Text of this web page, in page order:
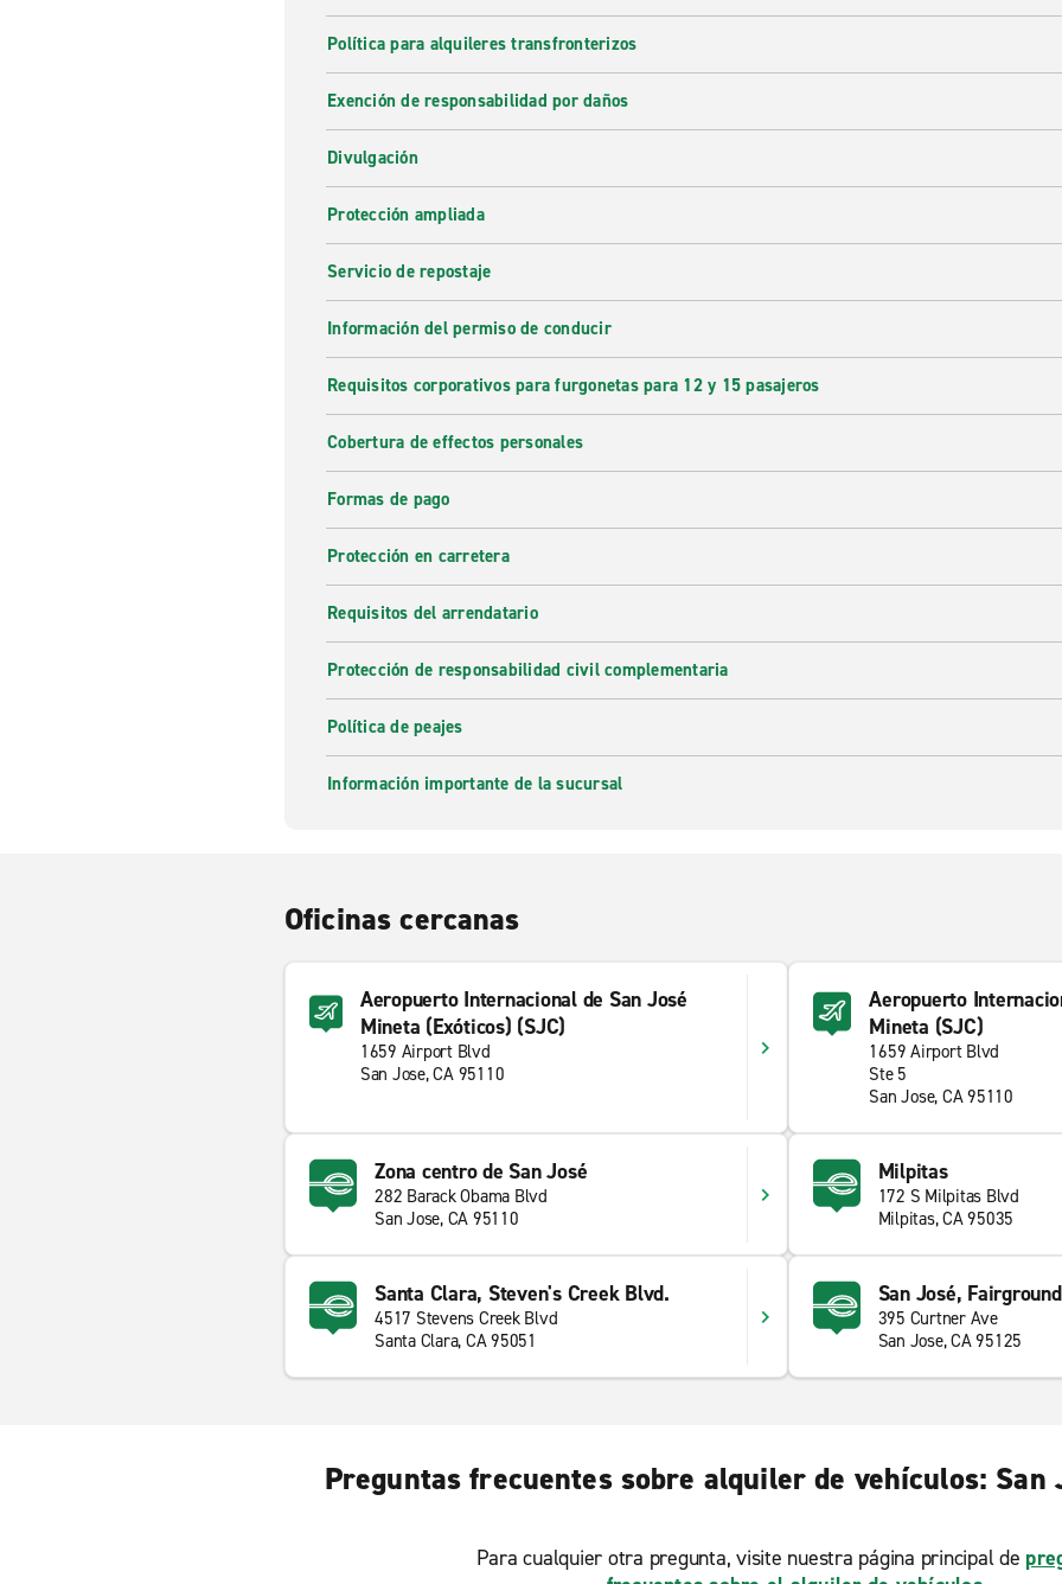
Política para alquileres transfronterizos
Exención de responsabilidad por daños
Divulgación
Protección ampliada
Servicio de repostaje
Información del permiso de conducir
Requisitos corporativos para furgonetas para 12 y 15 pasajeros
Cobertura de effectos personales
Formas de pago
Protección en carretera
Requisitos del arrendatario
Protección de responsabilidad civil complementaria
Política de peajes
Información importante de la sucursal
Oficinas cercanas
Aeropuerto Internacional de San José
Mineta (Exóticos) (SJC)
1659 Airport Blvd
San Jose, CA 95110
Aeropuerto
Mineta (SJC)
1659 Airport Blvd
Ste 5
San Jose, CA 95110
Zona centro de San José
282 Barack Obama Blvd
San Jose, CA 95110
Milpitas
172 S Milpitas Blvd
Milpitas, CA 95035
Santa Clara, Steven's Creek Blvd.
4517 Stevens Creek Blvd
Santa Clara, CA 95051
San José,
395 Curtner Ave
San Jose, CA 95125
Preguntas frecuentes sobre alquiler de vehículos: San
Para cualquier otra pregunta, visite nuestra página principal de